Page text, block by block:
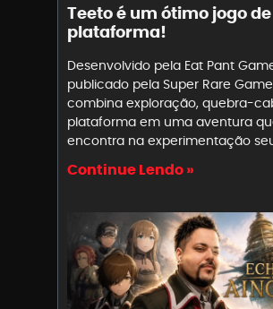
Teeto é um ótimo jogo de
plataforma!
Desenvolvido pela Eat Pant
publicado pela Super Rare
combina exploração, quebra-
plataforma em uma aventura
encontra na experimentação
Continue Lendo »